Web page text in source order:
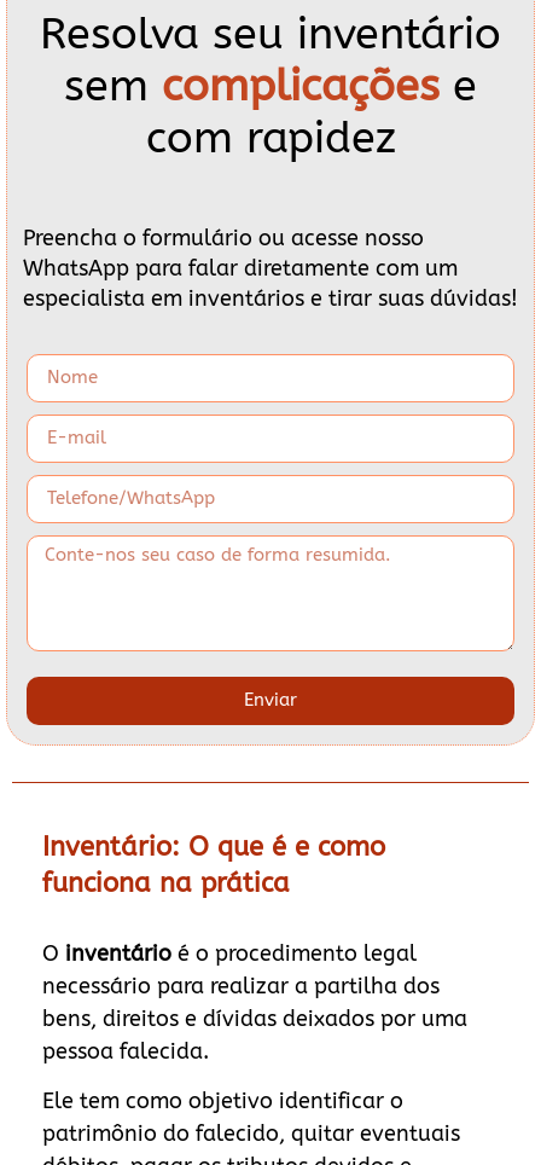
Resolva seu inventário
sem complicações e
com rapidez
Preencha o formulário ou acesse nosso
WhatsApp para falar diretamente com um
especialista em inventários e tirar suas dúvidas!
Enviar
Inventário: O que é e como
funciona na prática
O inventário é o procedimento legal
necessário para realizar a partilha dos
bens, direitos e dívidas deixados por uma
pessoa falecida.
Ele tem como objetivo identificar o
patrimônio do falecido, quitar eventuais